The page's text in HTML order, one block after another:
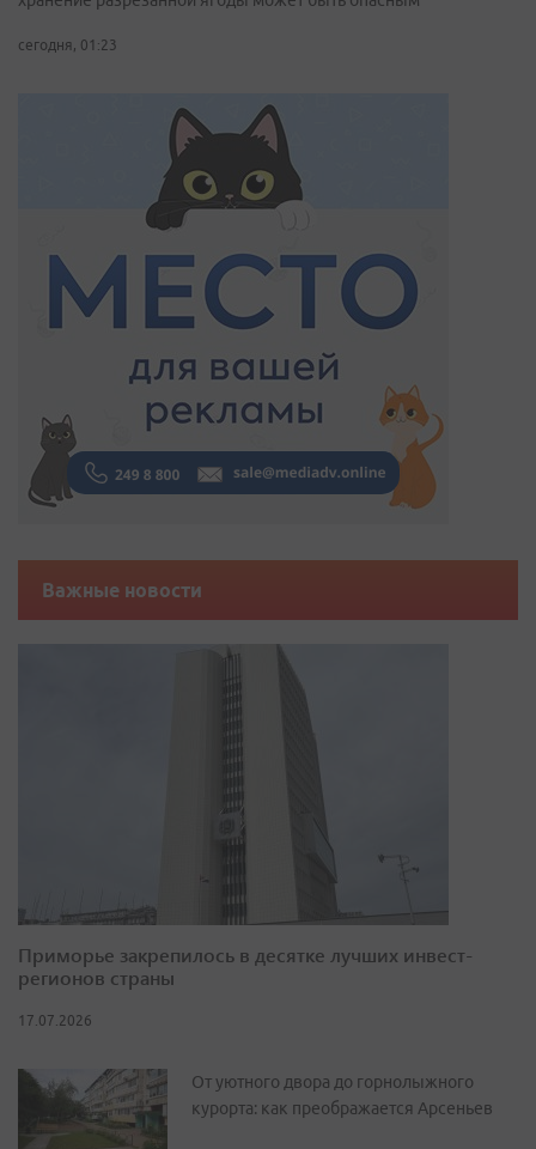
сегодня, 01:23
Важные новости
Приморье закрепилось в десятке лучших инвест-
регионов страны
17.07.2026
От уютного двора до горнолыжного
курорта: как преображается Арсеньев